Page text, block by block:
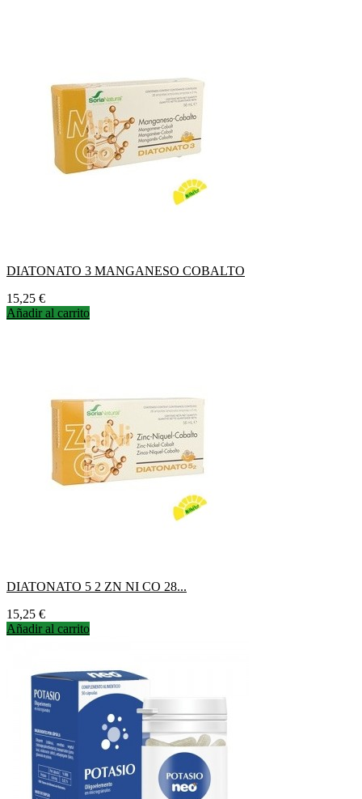
DIATONATO 3 MANGANESO COBALTO
Precio
15,25 €
Añadir al carrito
DIATONATO 5 2 ZN NI CO 28...
Precio
15,25 €
Añadir al carrito